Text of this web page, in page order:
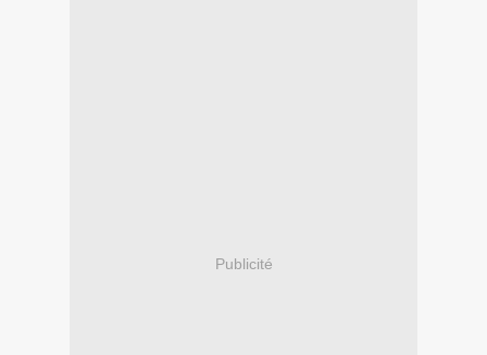
Publicité